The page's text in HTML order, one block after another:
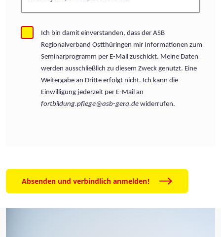
Ich bin damit einverstanden, dass der ASB
Regionalverband Ostthüringen mir Informationen zum
Seminarprogramm per E-Mail zuschickt. Meine Daten
werden ausschließlich zu diesem Zweck genutzt. Eine
Weitergabe an Dritte erfolgt nicht. Ich kann die
Einwilligung jederzeit per E-Mail an
fortbildung.pflege@asb-gera.de widerrufen.
Absenden und verbindlich anmelden!